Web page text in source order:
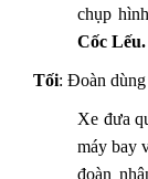
chụp
Cốc Lếu.
Tối: Đoàn
Xe đưa
máy bay
đoàn